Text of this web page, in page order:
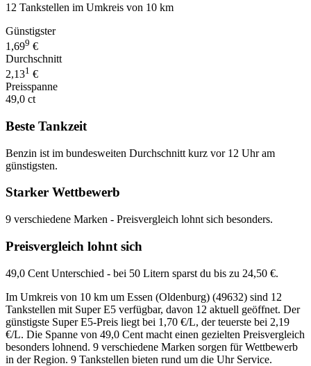
12 Tankstellen im Umkreis von 10 km
Günstigster
1,699 €
Durchschnitt
2,131 €
Preisspanne
49,0 ct
Beste Tankzeit
Benzin ist im bundesweiten Durchschnitt kurz vor 12 Uhr am
günstigsten.
Starker Wettbewerb
9 verschiedene Marken - Preisvergleich lohnt sich besonders.
Preisvergleich lohnt sich
49,0 Cent Unterschied - bei 50 Litern sparst du bis zu 24,50 €.
Im Umkreis von 10 km um Essen (Oldenburg) (49632) sind 12
Tankstellen mit Super E5 verfügbar, davon 12 aktuell geöffnet. Der
günstigste Super E5-Preis liegt bei 1,70 €/L, der teuerste bei 2,19
€/L. Die Spanne von 49,0 Cent macht einen gezielten Preisvergleich
besonders lohnend. 9 verschiedene Marken sorgen für Wettbewerb
in der Region. 9 Tankstellen bieten rund um die Uhr Service.